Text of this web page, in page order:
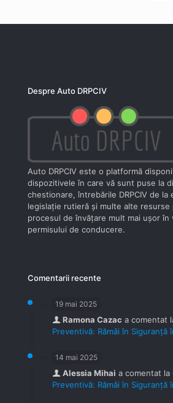
Despre Auto DRPCIV
Auto DRPCIV este o platformă
dispozitivele în care vă sunt puse la
chestionare, întrebările DRPCIV de la
legislaţie rutieră şi multe alte resurse
procesul de învăţare mult mai uşor în
permisului de conducere.
Comentarii recente
19 mai 2025
Ramona Cazac a comentat
Preventivă: Rămâi în Siguranță
14 mai 2025
Alessia Mihai a comentat la
Preventivă: Rămâi în Siguranță